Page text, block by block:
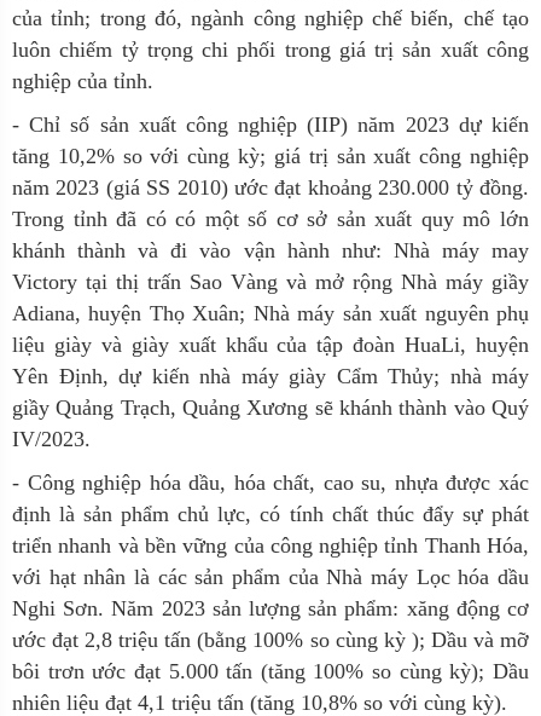
của tỉnh; trong đó, ngành công nghiệp chế biến, chế tạo
luôn chiếm tỷ trọng chi phối trong giá trị sản xuất công
nghiệp của tỉnh.
- Chỉ số sản xuất công nghiệp (IIP) năm 2023 dự kiến
tăng 10,2% so với cùng kỳ; giá trị sản xuất công nghiệp
năm 2023 (giá SS 2010) ước đạt khoảng 230.000 tỷ đồng.
Trong tỉnh đã có có một số cơ sở sản xuất quy mô lớn
khánh thành và đi vào vận hành như: Nhà máy may
Victory tại thị trấn Sao Vàng và mở rộng Nhà máy giầy
Adiana, huyện Thọ Xuân; Nhà máy sản xuất nguyên phụ
liệu giày và giày xuất khẩu của tập đoàn HuaLi, huyện
Yên Định, dự kiến nhà máy giày Cẩm Thủy; nhà máy
giầy Quảng Trạch, Quảng Xương sẽ khánh thành vào Quý
IV/2023.
- Công nghiệp hóa dầu, hóa chất, cao su, nhựa được xác
định là sản phẩm chủ lực, có tính chất thúc đẩy sự phát
triển nhanh và bền vững của công nghiệp tỉnh Thanh Hóa,
với hạt nhân là các sản phẩm của Nhà máy Lọc hóa dầu
Nghi Sơn. Năm 2023 sản lượng sản phẩm: xăng động cơ
ước đạt 2,8 triệu tấn (bằng 100% so cùng kỳ ); Dầu và mỡ
bôi trơn ước đạt 5.000 tấn (tăng 100% so cùng kỳ); Dầu
nhiên liệu đạt 4,1 triệu tấn (tăng 10,8% so với cùng kỳ).